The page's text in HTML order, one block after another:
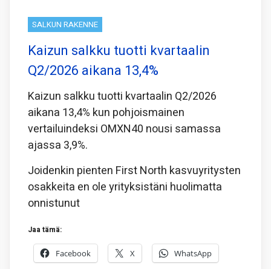
SALKUN RAKENNE
Kaizun salkku tuotti kvartaalin
Q2/2026 aikana 13,4%
Kaizun salkku tuotti kvartaalin Q2/2026
aikana 13,4% kun pohjoismainen
vertailuindeksi OMXN40 nousi samassa
ajassa 3,9%.
Joidenkin pienten First North kasvuyritysten
osakkeita en ole yrityksistäni huolimatta
onnistunut
Jaa tämä:
Facebook X WhatsApp